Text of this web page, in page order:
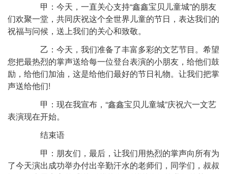
甲：今天，一直关心支持“鑫鑫宝贝儿童城”的朋友
们欢聚一堂，共同庆祝这个全世界儿童的节日，表达我们的
祝福与问候，送上我们的关心和致敬。
乙：今天，我们准备了丰富多彩的文艺节目。希望
您把最热烈的掌声送给每一位登台表演的小朋友，给他们鼓
励，给他们加油，这是给他们最好的节日礼物。让我们把掌
声送给他们!
甲：现在我宣布，“鑫鑫宝贝儿童城”庆祝六一文艺
表演现在开始。
结束语
甲：朋友们，最后，让我们用热烈的掌声向所有为
了今天演出成功举办付出辛勤汗水的老师们，同学们，叔叔